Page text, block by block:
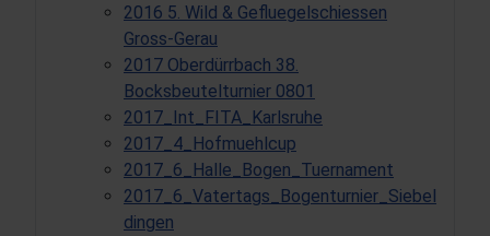
2016 5. Wild & Gefluegelschiessen
Gross-Gerau
2017 Oberdürrbach 38.
Bocksbeutelturnier 0801
2017_Int_FITA_Karlsruhe
2017_4_Hofmuehlcup
2017_6_Halle_Bogen_Tuernament
2017_6_Vatertags_Bogenturnier_Siebel
dingen